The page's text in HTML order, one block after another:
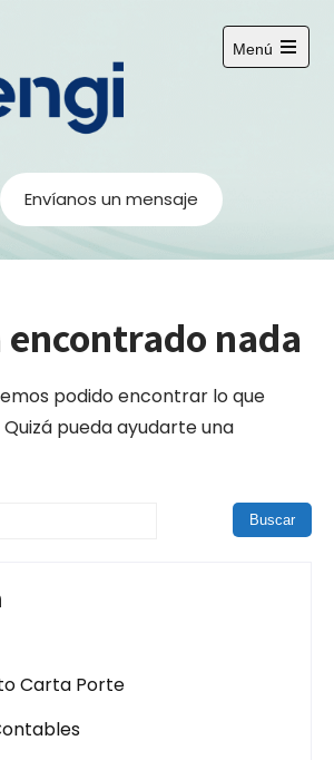
Envíanos un mensaje
Menú
Abrir
encontrado nada
podido encontrar lo que
pueda ayudarte una
Carta Porte